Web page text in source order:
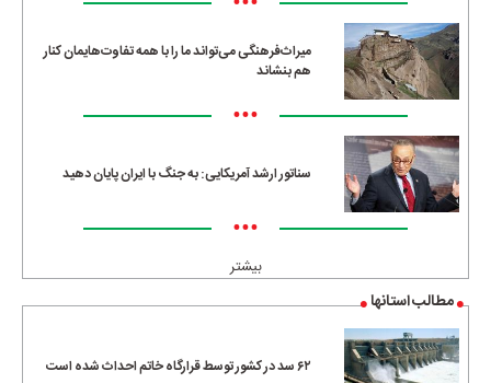
میراث‌فرهنگی می‌تواند ما را با همه تفاوت‌هایمان کنار
هم بنشاند
•••
سناتور ارشد آمریکایی: به جنگ با ایران پایان دهید
•••
بیشتر
مطالب استانها
۶۲ سد در کشور توسط قرارگاه خاتم احداث شده است